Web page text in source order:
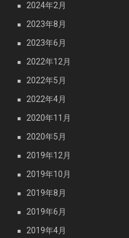
2024年2月
2023年8月
2023年6月
2022年12月
2022年5月
2022年4月
2020年11月
2020年5月
2019年12月
2019年10月
2019年8月
2019年6月
2019年4月